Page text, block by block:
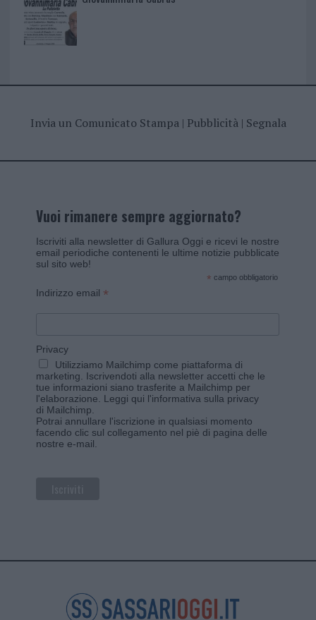
Invia un Comunicato Stampa| Pubblicità| Segnala
Vuoi rimanere sempre aggiornato?
Iscriviti alla newsletter di Gallura Oggi e ricevi le nostre
email periodiche contenenti le ultime notizie pubblicate
sul sito web!
* campo obbligatorio
Indirizzo email *
Privacy
Utilizziamo Mailchimp come piattaforma di
marketing. Iscrivendoti alla newsletter accetti che le
tue informazioni siano trasferite a Mailchimp per
l'elaborazione. Leggi qui l'informativa sulla privacy
di Mailchimp
Potrai annullare l'iscrizione in qualsiasi momento
facendo clic sul collegamento nel piè di pagina delle
nostre e-mail.